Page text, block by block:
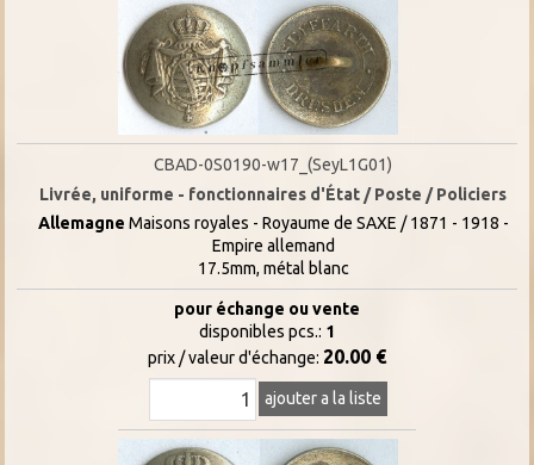
CBAD-0S0190-w17_(SeyL1G01)
Livrée, uniforme - fonctionnaires d'État / Poste / Policiers
Allemagne Maisons royales - Royaume de SAXE / 1871 - 1918 -
Empire allemand
17.5mm, métal blanc
pour échange ou vente
disponibles pcs.: 1
prix / valeur d'échange: 20.00 €
ajouter a la liste